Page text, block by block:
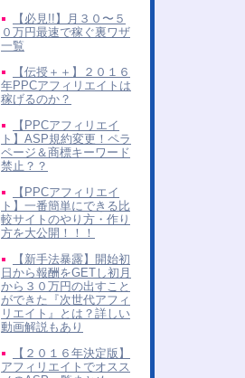
【必見!!】月３０〜５
０万円最速で稼ぐ裏ワザ
一覧
【伝授＋＋】２０１６
年PPCアフィリエイトは
稼げるのか？
【PPCアフィリエイ
ト】ASP規約変更！ペラ
ページ＆商標キーワード
禁止？？
【PPCアフィリエイ
ト】一番簡単にできる比
較サイトのやり方・作り
方を大公開！！！
【新手法暴露】開始初
日から報酬をGETし初月
から３０万円の出すこと
ができた『次世代アフィ
リエイト』とは？詳しい
動画解説もあり
【２０１６年決定版】
アフィリエイトでオスス